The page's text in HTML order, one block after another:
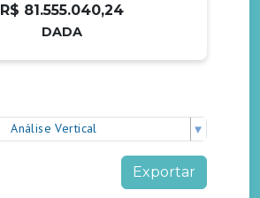
DADA
R$ 81.555.040,24
Análise Vertical